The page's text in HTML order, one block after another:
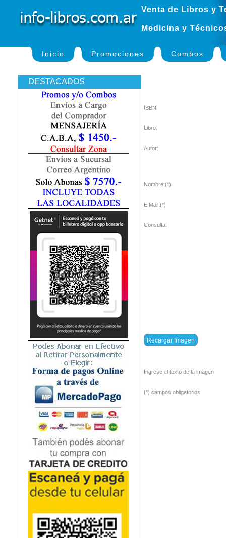
Venta de Libros y
Medicina y
Inicio Promociones Combos
DESTACADOS
ISBN:
Libro:
Autor:
Nombre:(*)
E Mail:(*)
Consulta:
Ingrese el texto de la imagen
(*) campos obligatorios